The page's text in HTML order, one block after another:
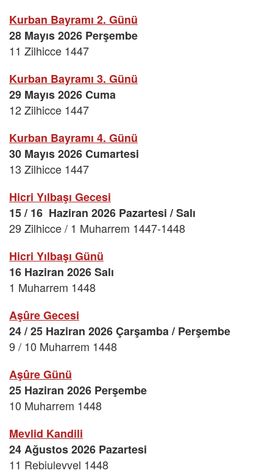
Kurban Bayramı 2. Günü
28 Mayıs 2026 Perşembe
11 Zilhicce 1447
Kurban Bayramı 3. Günü
29 Mayıs 2026 Cuma
12 Zilhicce 1447
Kurban Bayramı 4. Günü
30 Mayıs 2026 Cumartesi
13 Zilhicce 1447
Hicri Yılbaşı Gecesi
15 / 16 Haziran 2026 Pazartesi / Salı
29 Zilhicce / 1 Muharrem 1447-1448
Hicri Yılbaşı Günü
16 Haziran 2026 Salı
1 Muharrem 1448
Aşûre Gecesi
24 / 25 Haziran 2026 Çarşamba / Perşembe
9 / 10 Muharrem 1448
Aşûre Günü
25 Haziran 2026 Perşembe
10 Muharrem 1448
Mevlid Kandili
24 Ağustos 2026 Pazartesi
11 Rebiulevvel 1448